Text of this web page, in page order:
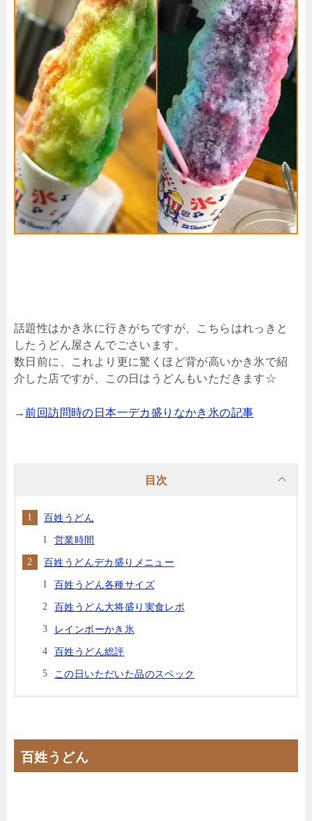
話題性はかき氷に行きがちですが、こちらはれっきと
したうどん屋さんでごさいます。
数日前に、これより更に驚くほど背が高いかき氷で紹
介した店ですが、この日はうどんもいただきます☆
→前回訪問時の日本一デカ盛りなかき氷の記事
目次
百姓うどん
営業時間
百姓うどんデカ盛りメニュー
百姓うどん各種サイズ
百姓うどん大将盛り実食レポ
レインボーかき氷
百姓うどん総評
この日いただいた品のスペック
百姓うどん